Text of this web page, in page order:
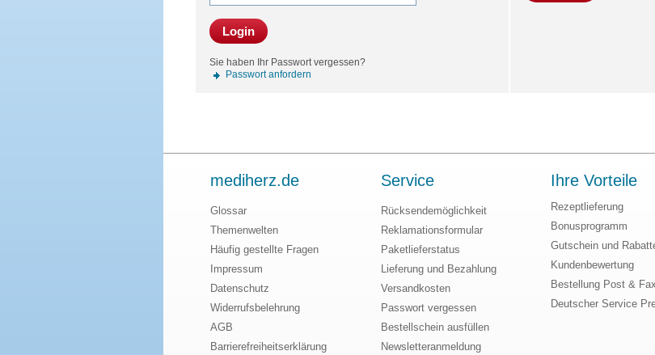
Login
Sie haben Ihr Passwort vergessen?
Passwort anfordern
mediherz.de
Glossar
Themenwelten
Häufig gestellte Fragen
Impressum
Datenschutz
Widerrufsbelehrung
AGB
Barrierefreiheitserklärung
Service
Rücksendemöglichkeit
Reklamationsformular
Paketlieferstatus
Lieferung und Bezahlung
Versandkosten
Passwort vergessen
Bestellschein ausfüllen
Newsletteranmeldung
Ihre Vorteile
Rezeptlieferung
Bonusprogramm
Gutschein und
Kundenbewertung
Bestellung Post & Fax
Deutscher Service